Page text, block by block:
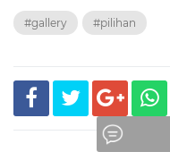
#gallery #pilihan